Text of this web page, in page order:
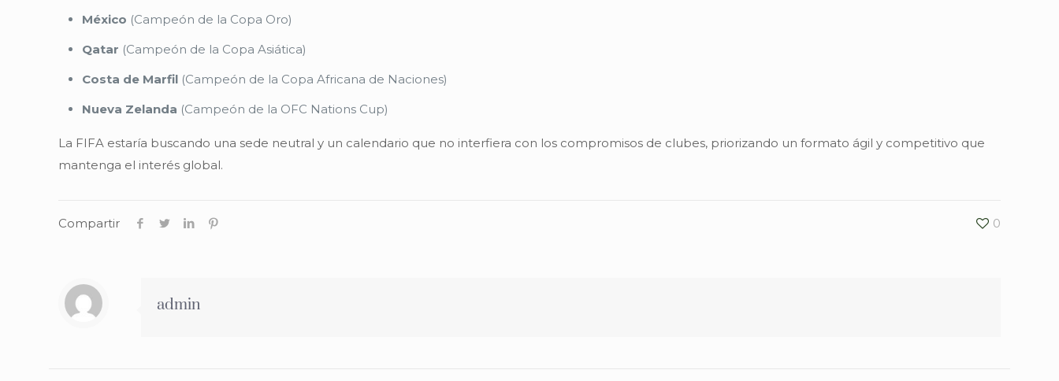
México (Campeón de la Copa Oro)
Qatar (Campeón de la Copa Asiática)
Costa de Marfil (Campeón de la Copa Africana de Naciones)
Nueva Zelanda (Campeón de la OFC Nations Cup)
La FIFA estaría buscando una sede neutral y un calendario que no interfiera con los compromisos de clubes, priorizando un formato ágil y competitivo que
mantenga el interés global.
Compartir 0
admin